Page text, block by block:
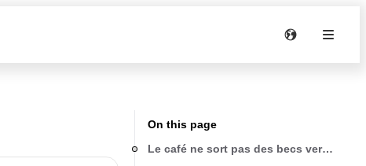
On this page
Le café ne sort pas des becs verseurs